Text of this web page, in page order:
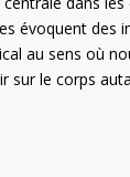
évoquent des
au sens où
sur le corps